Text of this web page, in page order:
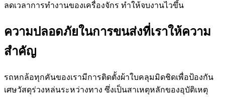
ลดเวลาการทำงานของเครื่องจักร ทำให้จบงานไวขึ้น
ความปลอดภัยในการขนส่งที่เราให้ความ
สำคัญ
รถหกล้อทุกคันของเรามีการติดตั้งผ้าใบคลุมมิดชิดเพื่อป้องกัน
เศษวัสดุร่วงหล่นระหว่างทาง ซึ่งเป็นสาเหตุหลักของอุบัติเหตุ